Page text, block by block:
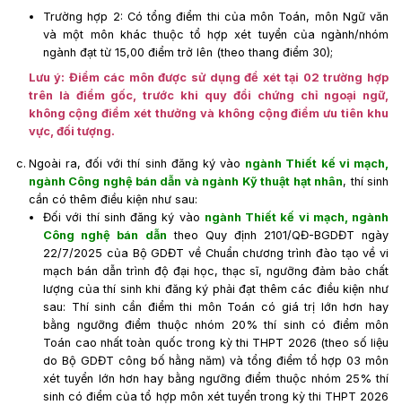
Trường hợp 2: Có tổng điểm thi của môn Toán, môn Ngữ văn
và một môn khác thuộc tổ hợp xét tuyển của ngành/nhóm
ngành đạt từ 15,00 điểm trở lên (theo thang điểm 30);
Lưu ý: Điểm các môn được sử dụng để xét tại 02 trường hợp
trên là điểm gốc, trước khi quy đổi chứng chỉ ngoại ngữ,
không cộng điểm xét thưởng và không cộng điểm ưu tiên khu
vực, đối tượng.
Ngoài ra, đối với thí sinh đăng ký vào ngành Thiết kế vi mạch,
ngành Công nghệ bán dẫn và ngành Kỹ thuật hạt nhân, thí sinh
cần có thêm điều kiện như sau:
Đối với thí sinh đăng ký vào ngành Thiết kế vi mạch, ngành
Công nghệ bán dẫn theo Quy định 2101/QĐ-BGDĐT ngày
22/7/2025 của Bộ GDĐT về Chuẩn chương trình đào tạo về vi
mạch bán dẫn trình độ đại học, thạc sĩ, ngưỡng đảm bảo chất
lượng của thí sinh khi đăng ký phải đạt thêm các điều kiện như
sau: Thí sinh cần điểm thi môn Toán có giá trị lớn hơn hay
bằng ngưỡng điểm thuộc nhóm 20% thí sinh có điểm môn
Toán cao nhất toàn quốc trong kỳ thi THPT 2026 (theo số liệu
do Bộ GDĐT công bố hằng năm) và tổng điểm tổ hợp 03 môn
xét tuyển lớn hơn hay bằng ngưỡng điểm thuộc nhóm 25% thí
sinh có điểm của tổ hợp môn xét tuyển trong kỳ thi THPT 2026